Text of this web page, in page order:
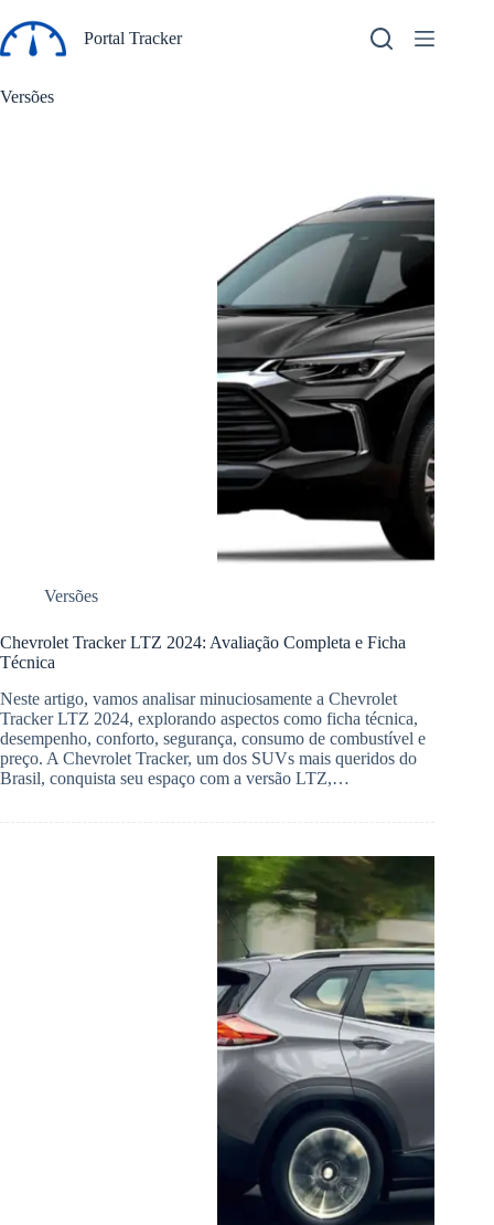
para
o
Portal Tracker
Versões
Versões
Chevrolet Tracker LTZ 2024: Avaliação Completa e Ficha
Técnica
Neste artigo, vamos analisar minuciosamente a Chevrolet
Tracker LTZ 2024, explorando aspectos como ficha técnica,
desempenho, conforto, segurança, consumo de combustível e
preço. A Chevrolet Tracker, um dos SUVs mais queridos do
Brasil, conquista seu espaço com a versão LTZ,…